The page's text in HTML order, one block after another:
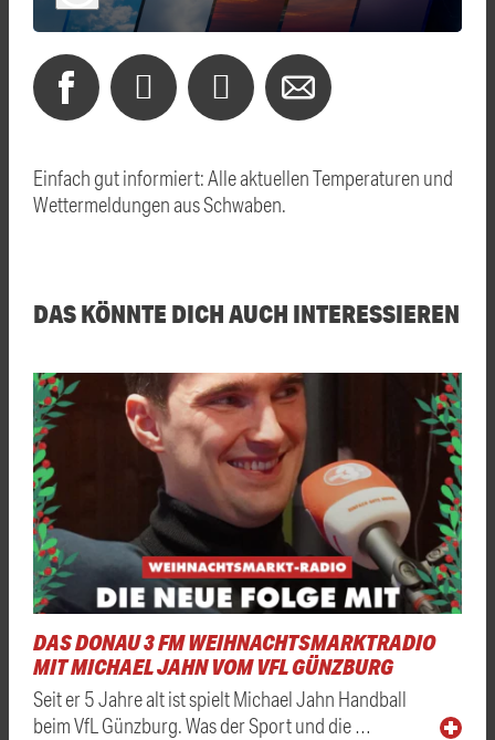
Einfach gut informiert: Alle aktuellen Temperaturen und
Wettermeldungen aus Schwaben.
DAS KÖNNTE DICH AUCH INTERESSIEREN
DAS DONAU 3 FM WEIHNACHTSMARKTRADIO
MIT MICHAEL JAHN VOM VFL GÜNZBURG
Seit er 5 Jahre alt ist spielt Michael Jahn Handball
beim VfL Günzburg. Was der Sport und die …